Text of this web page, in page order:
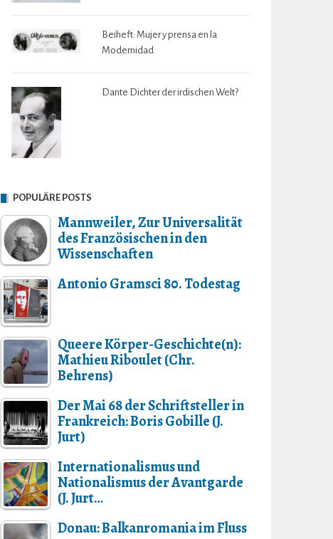
Beiheft: Mujer y prensa en la
Modernidad
Dante Dichter der irdischen Welt?
POPULÄRE POSTS
Mannweiler, Zur Universalität
des Französischen in den
Wissenschaften
Antonio Gramsci 80. Todestag
Queere Körper-Geschichte(n):
Mathieu Riboulet (Chr.
Behrens)
Der Mai 68 der Schriftsteller in
Frankreich: Boris Gobille (J.
Jurt)
Internationalismus und
Nationalismus der Avantgarde
(J. Jurt…
Donau: Balkanromania im Fluss